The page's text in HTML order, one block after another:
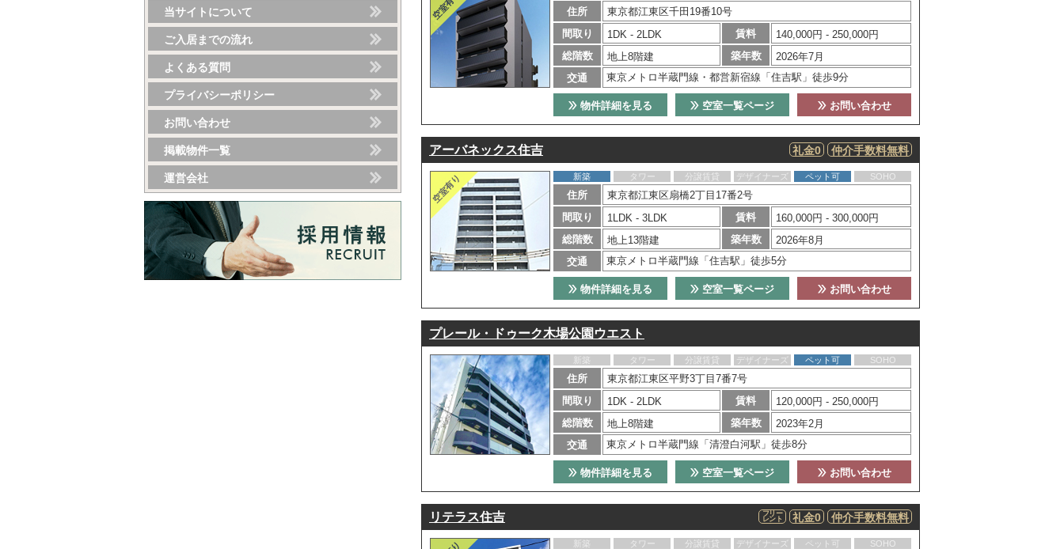
住所
東京都江東区千田19番10号
間取り
1DK - 2LDK 賃料
140,000円 - 250,000円
総階数
地上8階建 築年数
2026年7月
交通
東京メトロ半蔵門線・都営新宿線「住吉駅」徒歩9分
お問い合わせ
空室一覧ページ
物件詳細を見る
アーバネックス住吉 仲介手数料無料
礼金0
新築 タワー 分譲賃貸 デザイナーズ ペット可 SOHO
住所
東京都江東区扇橋2丁目17番2号
間取り
1LDK - 3LDK 賃料
160,000円 - 300,000円
総階数
地上13階建 築年数
2026年8月
交通
東京メトロ半蔵門線「住吉駅」徒歩5分
お問い合わせ
空室一覧ページ
物件詳細を見る
プレール・ドゥーク木場公園ウエスト
新築 タワー 分譲賃貸 デザイナーズ ペット可 SOHO
住所
東京都江東区平野3丁目7番7号
間取り
1DK - 2LDK 賃料
120,000円 - 250,000円
総階数
地上8階建 築年数
2023年2月
交通
東京メトロ半蔵門線「清澄白河駅」徒歩8分
お問い合わせ
空室一覧ページ
物件詳細を見る
リテラス住吉 仲介手数料無料
礼金0
フリー
レント
新築 タワー 分譲賃貸 デザイナーズ ペット可 SOHO
当サイトについて
ご入居までの流れ
よくある質問
プライバシーポリシー
お問い合わせ
掲載物件一覧
運営会社